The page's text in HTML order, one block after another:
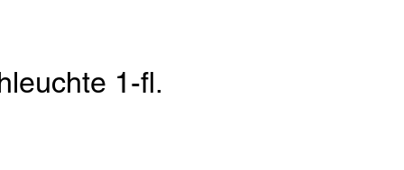
1-fl.